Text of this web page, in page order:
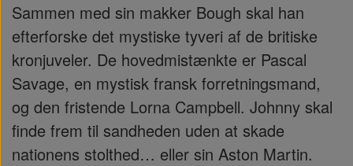
Sammen med sin makker Bough skal han
efterforske det mystiske tyveri af de britiske
kronjuveler. De hovedmistænkte er Pascal
Savage, en mystisk fransk forretningsmand,
og den fristende Lorna Campbell. Johnny skal
finde frem til sandheden uden at skade
nationens stolthed… eller sin Aston Martin.